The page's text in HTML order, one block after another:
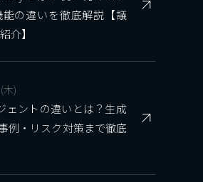
の違いを徹底解説【議
介】
木)
ェントの違いとは？生成
例・リスク対策まで徹底